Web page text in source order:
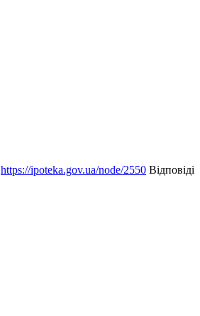
https://ipoteka.gov.ua/node/2550 Відповіді